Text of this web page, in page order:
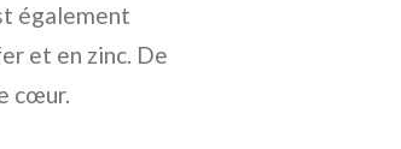
également
et en zinc. De
cœur.